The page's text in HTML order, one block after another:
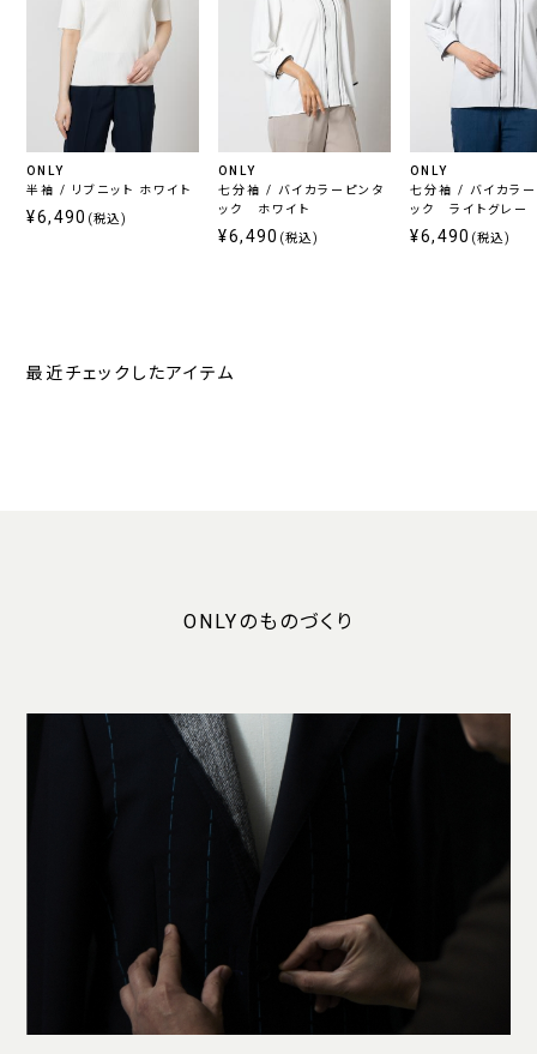
ONLY
半袖 / リブニット ホワイト
¥6,490 (税込)
ONLY
七分袖 / バイカラーピンタ
ック ホワイト
¥6,490 (税込)
ONLY
七分袖 / バイカラ
ック ライトグレー
¥6,490 (税込)
最近チェックしたアイテム
ONLYのものづくり